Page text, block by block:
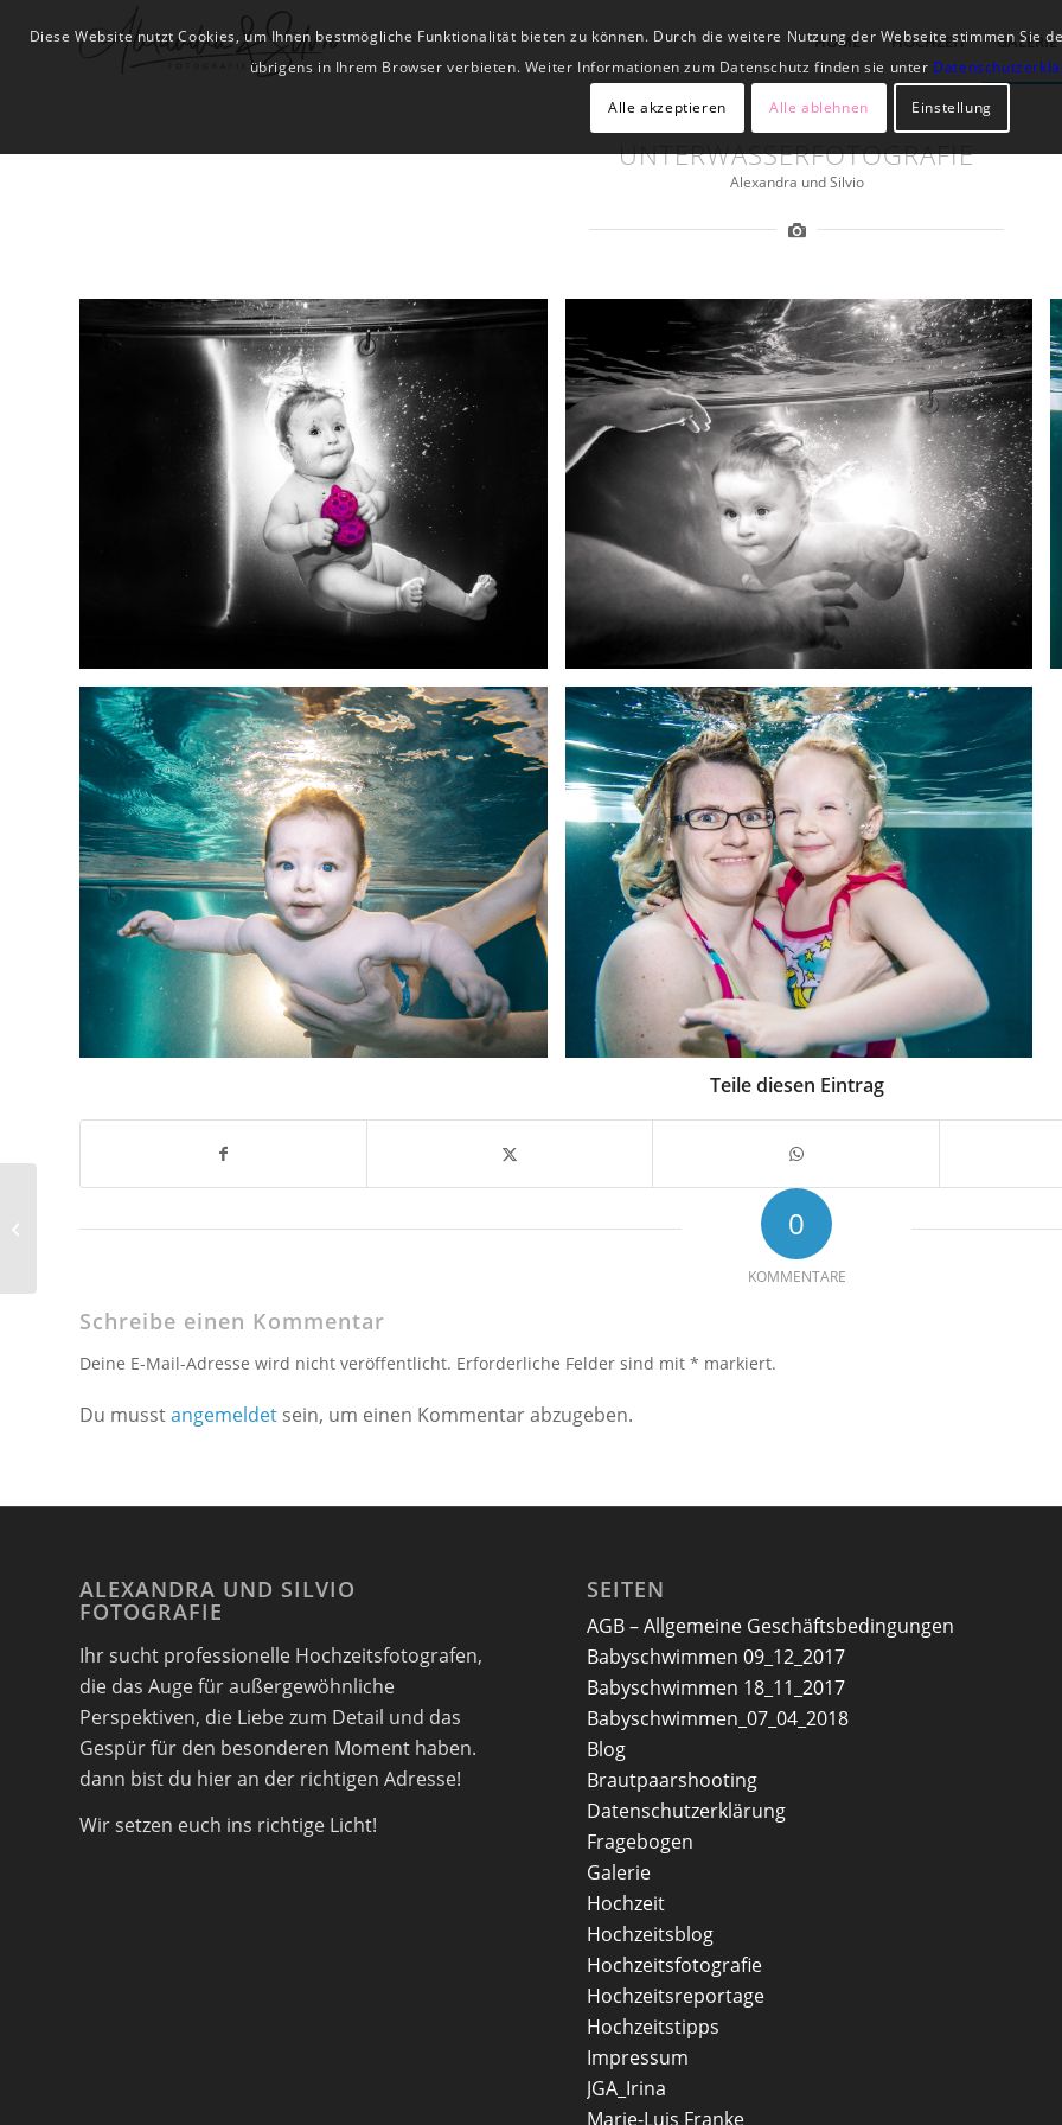
HOME HOCHZEIT GALERIE
UNTERWASSERFOTOGRAFIE
Alexandra und Silvio
Teile diesen Eintrag
0
KOMMENTARE
Schreibe einen Kommentar
Deine E-Mail-Adresse wird nicht veröffentlicht. Erforderliche Felder sind mit * markiert.
Du musstangemeldet sein, um einen Kommentar abzugeben.
ALEXANDRA UND SILVIO
FOTOGRAFIE
Ihr sucht professionelle Hochzeitsfotografen,
die das Auge für außergewöhnliche
Perspektiven, die Liebe zum Detail und das
Gespür für den besonderen Moment haben.
dann bist du hier an der richtigen Adresse!
Wir setzen euch ins richtige Licht!
SEITEN
AGB – Allgemeine Geschäftsbedingungen
Babyschwimmen 09_12_2017
Babyschwimmen 18_11_2017
Babyschwimmen_07_04_2018
Blog
Brautpaarshooting
Datenschutzerklärung
Fragebogen
Galerie
Hochzeit
Hochzeitsblog
Hochzeitsfotografie
Hochzeitsreportage
Hochzeitstipps
Impressum
JGA_Irina
Marie-Luis Franke
Junggesellinnenabschied
Diese Website nutzt Cookies, um Ihnen bestmögliche Funktionalität bieten zu können. Durch die weitere Nutzung der Webseite stimmen Sie
übrigens in Ihrem Browser verbieten. Weiter Informationen zum Datenschutz finden sie unter
Alle akzeptieren Alle ablehnen Einstellung